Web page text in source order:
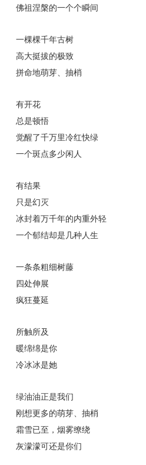
佛祖涅槃的一个个瞬间
一棵棵千年古树
高大挺拔的极致
拼命地萌芽、抽梢
有开花
总是顿悟
觉醒了千万里冷红快绿
一个斑点多少闲人
有结果
只是幻灭
冰封着万千年的内重外轻
一个郁结却是几种人生
一条条粗细树藤
四处伸展
疯狂蔓延
所触所及
暖绵绵是你
冷冰冰是她
绿油油正是我们
刚想更多的萌芽、抽梢
霜雪已至，烟雾缭绕
灰濛濛可还是你们